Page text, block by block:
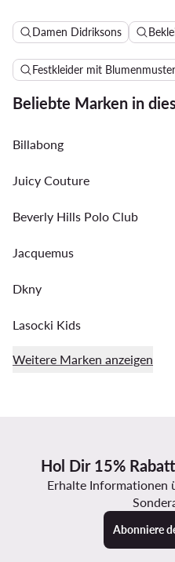
Damen Didriksons
Festkleider mit
Beliebte Marken in
Billabong
Juicy Couture
Beverly Hills Polo Club
Jacquemus
Dkny
Lasocki Kids
Weitere Marken anzeigen
Hol Dir 15%
Erhalte Informationen
Abonniere